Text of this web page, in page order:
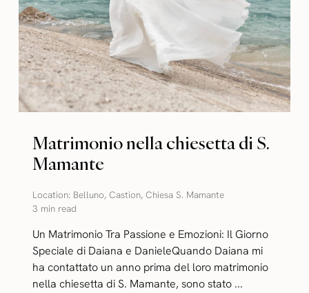
Matrimonio nella chiesetta di S.
Mamante
Location: Belluno,Castion,Chiesa S. Mamante
3 min read
Un Matrimonio Tra Passione e Emozioni: Il Giorno
Speciale di Daiana e DanieleQuando Daiana mi
ha contattato un anno prima del loro matrimonio
nella chiesetta di S. Mamante, sono stato ...